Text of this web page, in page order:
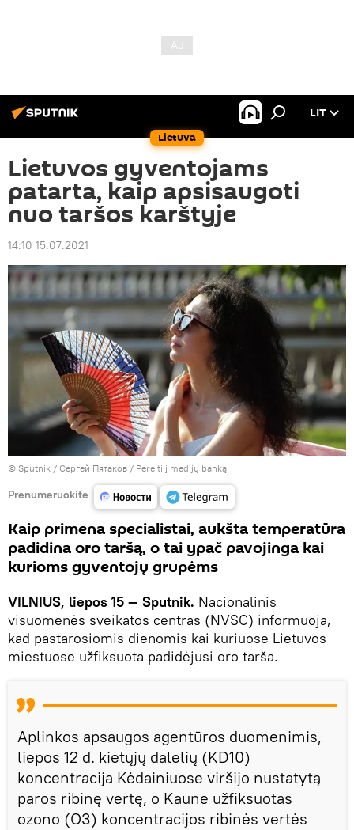
Lietuva
LIT
Lietuvos gyventojams
patarta, kaip apsisaugoti
nuo taršos karštyje
14:10 15.07.2021
© Sputnik / Сергей Пятаков / Pereiti į medijų banką
Prenumeruokite
Kaip primena specialistai, aukšta temperatūra
padidina oro taršą, o tai ypač pavojinga kai
kurioms gyventojų grupėms
VILNIUS, liepos 15 — Sputnik. Nacionalinis
visuomenės sveikatos centras (NVSC) informuoja,
kad pastarosiomis dienomis kai kuriuose Lietuvos
miestuose užfiksuota padidėjusi oro tarša.
Aplinkos apsaugos agentūros duomenimis,
liepos 12 d. kietųjų dalelių (KD10)
koncentracija Kėdainiuose viršijo nustatytą
paros ribinę vertę, o Kaune užfiksuotas
ozono (O3) koncentracijos ribinės vertės